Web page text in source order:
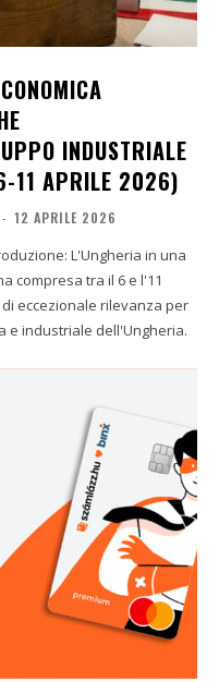
INDUSTRIALE
11 APRILE 2026)
- 12 APRILE 2026
eccezionale rilevanza per
e industriale dell'Ungheria.